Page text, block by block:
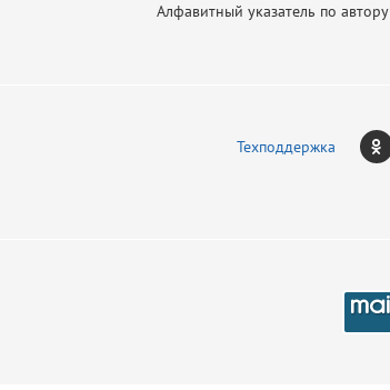
Алфавитный указатель по автору
Техподдержка